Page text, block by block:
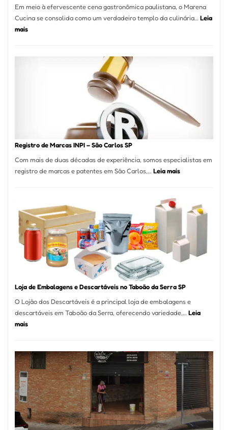
Em meio à efervescente cena gastronômica paulistana, o Marena
Cucina se consolida como um verdadeiro templo da culinária… Leia
mais:
Bibi
Registro de Marcas INPI – São Carlos SP
Com mais de duas décadas de experiência, somos especialistas em
registro de marcas e patentes em São Carlos,… Leia mais:
Marcas
INPI
São
Carlos
SP
Loja de Embalagens e Descartáveis no Taboão da Serra SP
O Lojão dos Descartáveis é a principal loja de embalagens e
descartáveis em Taboão da Serra, oferecendo variedade,… Leia
mais:
Embalagens
e
Descartáveis
no
Taboão
da
Serra